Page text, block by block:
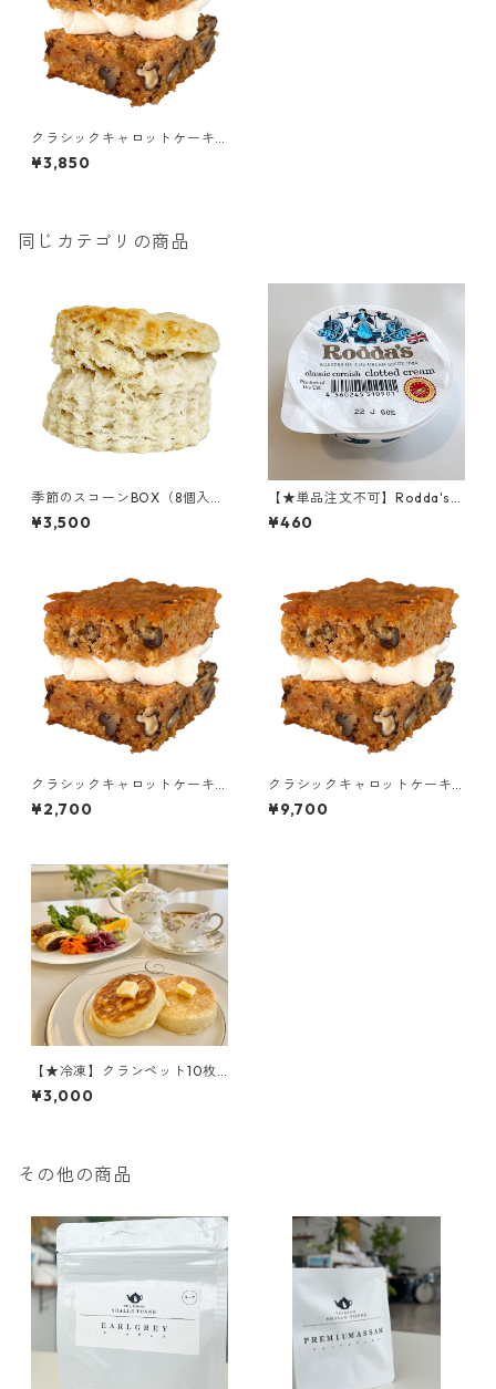
クラシックキャロットケーキB
OX（6個入）（紅茶の追加で
きます）
¥3,850
同じカテゴリの商品
季節のスコーンBOX（8個入）
（紅茶・クロテッドクリーム
の追加できます）
¥3,500
【★単品注文不可】Rodda'sコ
ーニッシュクロテッドクリー
ム（28g）
¥460
クラシックキャロットケーキB
OX（4個入）（紅茶の追加で
きます）
¥2,700
クラシックキャロットケーキB
OX（16個入）（紅茶の追加で
きます）
¥9,700
【★冷凍】クランペット10枚
入（スコーン・クロテッドク
リーム・紅茶の追加できま
¥3,000
その他の商品